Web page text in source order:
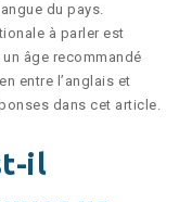
du pays.
à parler est
un âge recommandé
entre l’anglais et
dans cet article.
il